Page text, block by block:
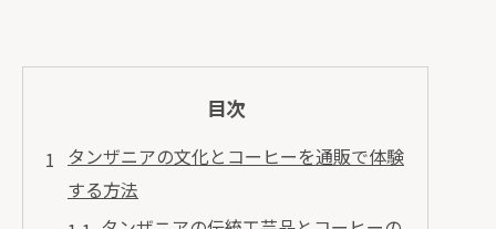
目次
タンザニアの文化とコーヒーを通販で体験
する方法